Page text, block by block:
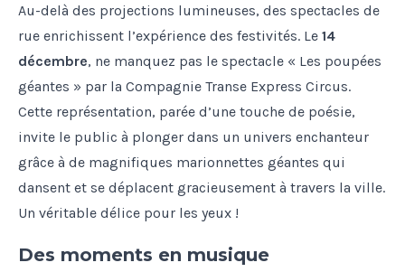
Au-delà des projections lumineuses, des spectacles de
rue enrichissent l’expérience des festivités. Le 14
décembre, ne manquez pas le spectacle « Les poupées
géantes » par la Compagnie Transe Express Circus.
Cette représentation, parée d’une touche de poésie,
invite le public à plonger dans un univers enchanteur
grâce à de magnifiques marionnettes géantes qui
dansent et se déplacent gracieusement à travers la ville.
Un véritable délice pour les yeux !
Des moments en musique